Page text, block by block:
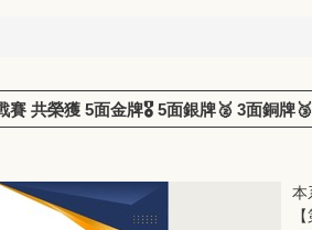
共榮獲 5面金牌🎖️ 5面銀牌🥈 3面銅牌
本